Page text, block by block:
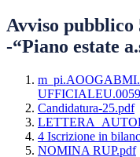
Avviso pubblico
-“Piano estate
Candidatura-25.pdf
4 Iscrizione in
NOMINA RUP.pdf